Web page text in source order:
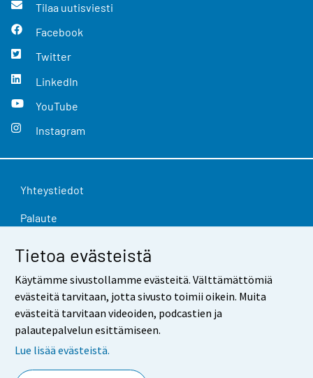
Tietoa evästeistä
Käytämme sivustollamme evästeitä. Välttämättömiä
evästeitä tarvitaan, jotta sivusto toimii oikein. Muita
evästeitä tarvitaan videoiden, podcastien ja
palautepalvelun esittämiseen.
Lue lisää evästeistä.
Tilaa uutisviesti
Facebook
Twitter
LinkedIn
YouTube
Instagram
Yhteystiedot
Palaute
Tietosuoja
Saavutettavuus
Tietoa sivustosta
Evästeasetukset